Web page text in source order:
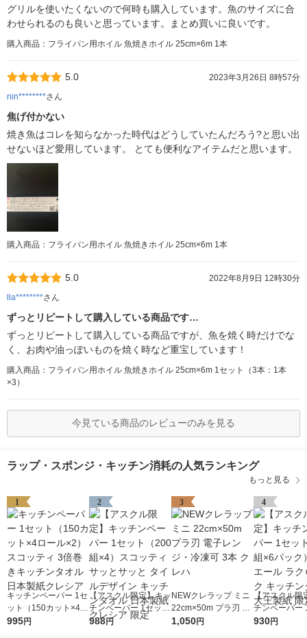
グリルを使いたくないので何時も購入しています。魚のサイズに合
わせられるのも良いと思っています。まとめ買いに良いです。
購入商品：フライパン用ホイル 魚焼きホイル 25cm×6m 1本
5.0
2023年3月26日 8時57分
nin********さん
焦げ付かない
焼き魚はコレを知らなかった時代はどうしていたんだろう?と思い出
せないほど愛用しています。 とても便利なアイテムだと思います。
購入商品：フライパン用ホイル 魚焼きホイル 25cm×6m 1本
5.0
2022年8月9日 12時30分
lla********さん
ずっとリピートして購入している商品です…
ずっとリピートして購入している商品ですが、魚を焼く時だけでな
く、お肉や油っぽいものを焼く時など重宝しています！
購入商品：フライパン用ホイル 魚焼きホイル 25cm×6m 1セット（3本：1本
×3）
今見ている商品のレビューのみを見る
ラップ・スポンジ・キッチン消耗の人気ランキング
もっと見る
1
キッチンペーパー 1セ
ット（150カット×4ロ
ール×2） スコッティ
995円
2
【アスクル限定】キッ
チンペーパー 1セット
（200組×4）スコッテ
988円
3
NEWクレラップ ミニ
22cm×50m プラ刃 電
子レンジ・冷凍可 3本
1,050円
4
【アスクル限
チンペーパー
（100組×6パ
930円